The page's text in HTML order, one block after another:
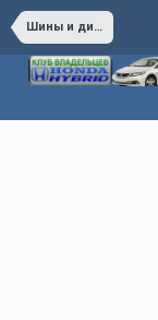
Шины и диски